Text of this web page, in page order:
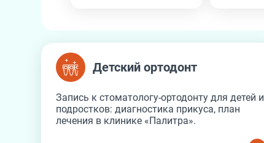
Детский ортодонт
Детский ортодонт
Запись к стоматологу-ортодонту для детей и
подростков: диагностика прикуса, план
лечения в клинике «Палитра».